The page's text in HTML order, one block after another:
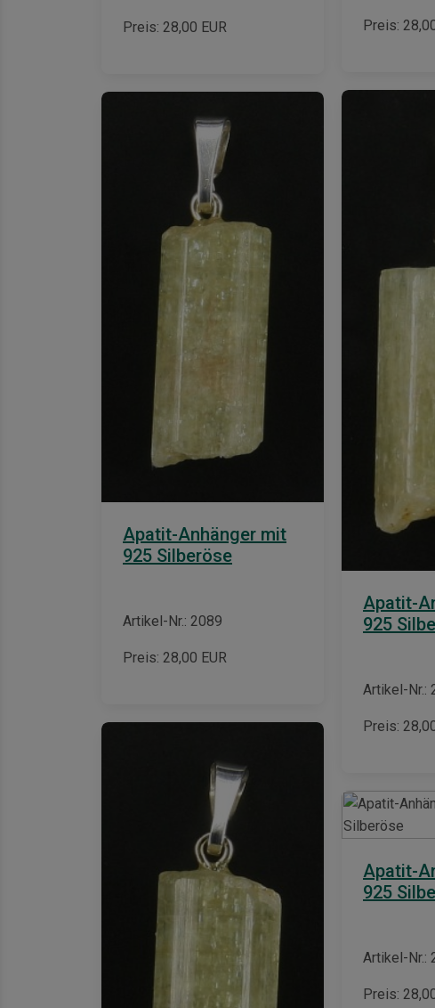
Preis: 28,00 EUR Preis:
Apatit-Anhänger mit
925 Silberöse
Artikel-Nr.: 2089
Preis: 28,00 EUR
Apatit-
925
Artikel-Nr.:
Preis:
Apatit-
925
Artikel-Nr.:
Preis: